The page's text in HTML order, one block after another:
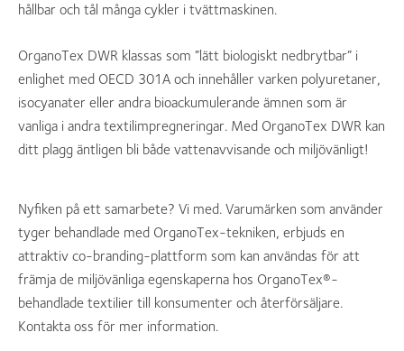
hållbar och tål många cykler i tvättmaskinen.
OrganoTex DWR klassas som ”lätt biologiskt nedbrytbar” i
enlighet med OECD 301A och innehåller varken polyuretaner,
isocyanater eller andra bioackumulerande ämnen som är
vanliga i andra textilimpregneringar. Med OrganoTex DWR kan
ditt plagg äntligen bli både vattenavvisande och miljövänligt!
Nyfiken på ett samarbete? Vi med. Varumärken som använder
tyger behandlade med OrganoTex-tekniken, erbjuds en
attraktiv co-branding-plattform som kan användas för att
främja de miljövänliga egenskaperna hos OrganoTex®-
behandlade textilier till konsumenter och återförsäljare.
Kontakta oss för mer information.